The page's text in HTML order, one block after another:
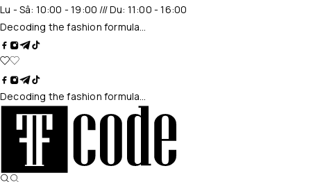
Lu - Sâ: 10:00 - 19:00 /// Du: 11:00 - 16:00
Decoding the fashion formula…
Decoding the fashion formula…